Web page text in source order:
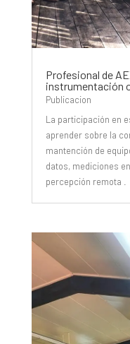
Profesional de
instrumentación
Publicacion
La participación en
aprender sobre la
mantención de
datos, mediciones
percepción remota .